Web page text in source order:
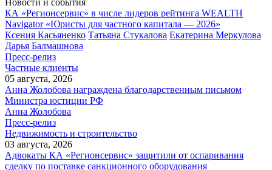
Новости и события
КА «Регионсервис» в числе лидеров рейтинга WEALTH
Navigator «Юристы для частного капитала — 2026»
Ксения Касьяненко Татьяна Стукалова Екатерина Меркулова
Дарья Балмашнова
Пресс-релиз
Частные клиенты
05 августа, 2026
Анна Жолобова награждена благодарственным письмом
Министра юстиции РФ
Анна Жолобова
Пресс-релиз
Недвижимость и строительство
03 августа, 2026
Адвокаты КА «Регионсервис» защитили от оспаривания
сделку по поставке санкционного оборудования